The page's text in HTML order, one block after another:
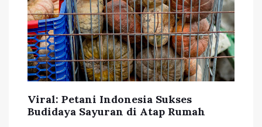
Viral: Petani Indonesia Sukses
Budidaya Sayuran di Atap Rumah